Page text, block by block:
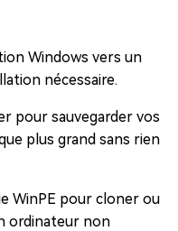
Windows vers un
nécessaire.
pour sauvegarder vos
plus grand sans rien
WinPE pour cloner ou
ordinateur non